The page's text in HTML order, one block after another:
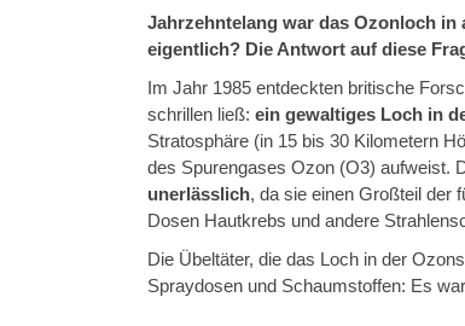
Jahrzehntelang war das Ozonloch in
eigentlich? Die Antwort auf diese
Im Jahr 1985 entdeckten britische
schrillen ließ: ein gewaltiges Loch in
Stratosphäre (in 15 bis 30 Kilometern
des Spurengases Ozon (O3) aufweist.
unerlässlich, da sie einen Großteil der
Dosen Hautkrebs und andere
Die Übeltäter, die das Loch in der
Spraydosen und Schaumstoffen: Es